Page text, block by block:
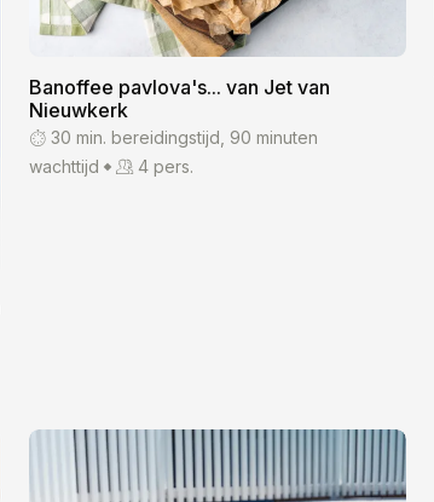
Banoffee pavlova's... van Jet van
Nieuwkerk
30 min. bereidingstijd, 90 minuten
wachttijd
4 pers.